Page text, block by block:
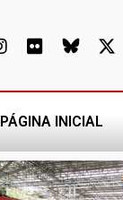
PÁGINA INICIAL